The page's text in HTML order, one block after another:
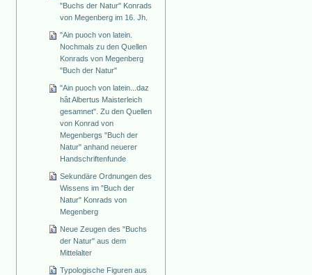
"Buchs der Natur" Konrads
von Megenberg im 16. Jh.
"Ain puoch von latein.
Nochmals zu den Quellen
Konrads von Megenberg
"Buch der Natur"
"Ain puoch von latein...daz
hât Albertus Maisterleich
gesamnet". Zu den Quellen
von Konrad von
Megenbergs "Buch der
Natur" anhand neuerer
Handschriftenfunde
Sekundäre Ordnungen des
Wissens im "Buch der
Natur" Konrads von
Megenberg
Neue Zeugen des "Buchs
der Natur" aus dem
Mittelalter
Typologische Figuren aus